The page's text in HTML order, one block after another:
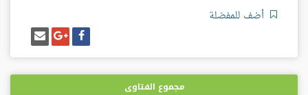
أضف للمفضلة
شارك
على
فيسبوك
شارك
على
غوغل
بلس
إرسل
إيميل
مجموع الفتاوى